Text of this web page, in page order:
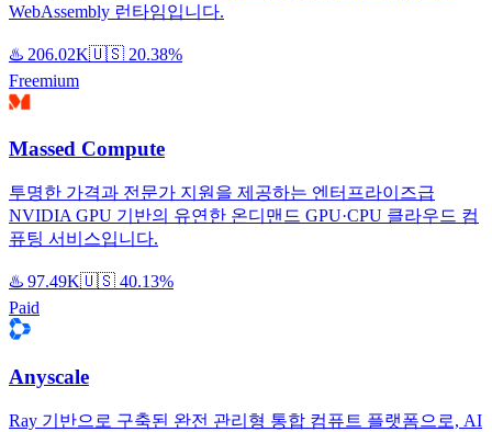
WebAssembly 런타임입니다.
♨️ 206.02K🇺🇸 20.38%
Freemium
Massed Compute
투명한 가격과 전문가 지원을 제공하는 엔터프라이즈급
NVIDIA GPU 기반의 유연한 온디맨드 GPU·CPU 클라우드 컴
퓨팅 서비스입니다.
♨️ 97.49K🇺🇸 40.13%
Paid
Anyscale
Ray 기반으로 구축된 완전 관리형 통합 컴퓨트 플랫폼으로, AI